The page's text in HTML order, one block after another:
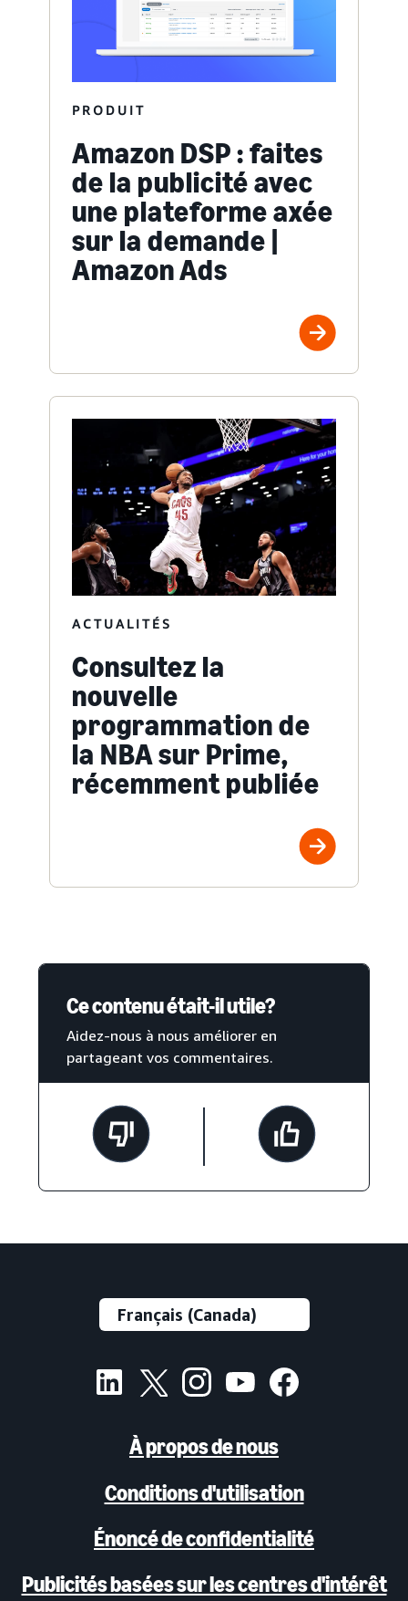
PRODUIT
Amazon DSP : faites
de la publicité avec
une plateforme axée
sur la demande |
Amazon Ads
ACTUALITÉS
Consultez la
nouvelle
programmation de
la NBA sur Prime,
récemment publiée
Ce contenu était-il utile?
Aidez-nous à nous améliorer en
partageant vos commentaires.
À propos de nous
Conditions d'utilisation
Énoncé de confidentialité
Publicités basées sur les centres d'intérêt